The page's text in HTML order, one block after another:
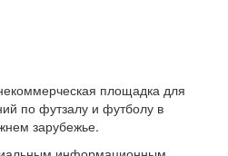
площадка для
по футзалу и футболу в
зарубежье.